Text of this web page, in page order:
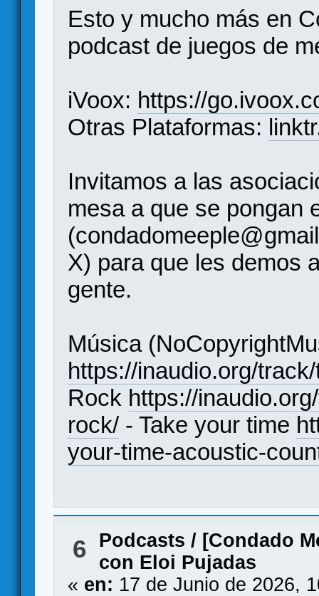
Esto y mucho más en
podcast de juegos de
iVoox: https://
Otras Plataformas:
Invitamos a las
mesa a que se pongan
X) para que les demos
gente.
Música
https://inaudio.org/
Rock https://
rock/ - Take your time
your-time-acoustic-
6 Podcasts / [Condado
con Eloi Pujadas
« en: 17 de Junio de 2026,